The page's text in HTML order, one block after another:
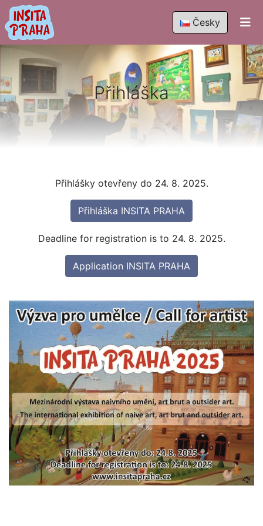
Česky
Přihláška
Přihlášky otevřeny do 24. 8. 2025.
Přihláška INSITA PRAHA
Deadline for registration is to 24. 8. 2025.
Application INSITA PRAHA